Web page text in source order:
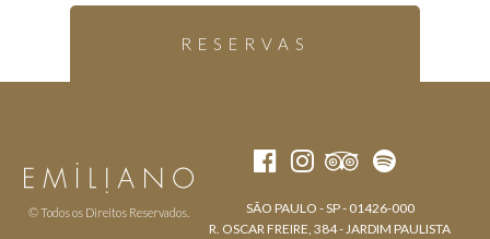
RESERVAS
© Todos os Direitos Reservados.
SÃO PAULO - SP - 01426-000
R. OSCAR FREIRE, 384 - JARDIM PAULISTA